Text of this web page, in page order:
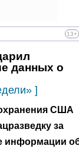
13+
данных о
]
США
за
информации